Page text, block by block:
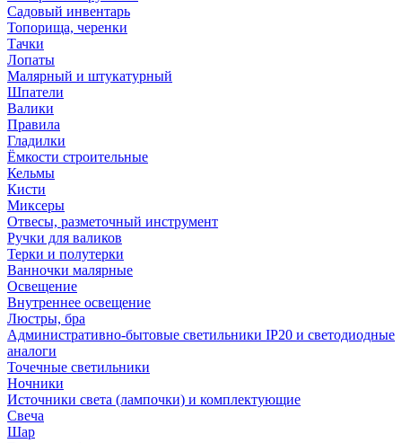
Садовый инвентарь
Топорища, черенки
Тачки
Лопаты
Малярный и штукатурный
Шпатели
Валики
Правила
Гладилки
Ёмкости строительные
Кельмы
Кисти
Миксеры
Отвесы, разметочный инструмент
Ручки для валиков
Терки и полутерки
Ванночки малярные
Освещение
Внутреннее освещение
Люстры, бра
Административно-бытовые светильники IP20 и светодиодные
аналоги
Точечные светильники
Ночники
Источники света (лампочки) и комплектующие
Свеча
Шар